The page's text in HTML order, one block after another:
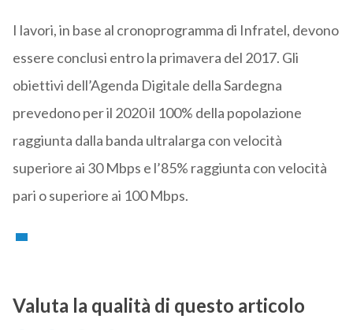
I lavori, in base al cronoprogramma di Infratel, devono
essere conclusi entro la primavera del 2017. Gli
obiettivi dell’Agenda Digitale della Sardegna
prevedono per il 2020 il 100% della popolazione
raggiunta dalla banda ultralarga con velocità
superiore ai 30 Mbps e l’85% raggiunta con velocità
pari o superiore ai 100 Mbps.
Valuta la qualità di questo articolo